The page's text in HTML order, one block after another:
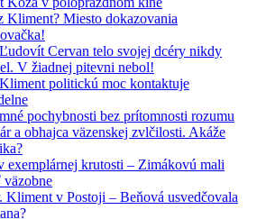
Kliment? Miesto dokazovania
Cervan telo svojej dcéry nikdy
V žiadnej pitevni nebol!
politickú moc kontaktuje
pochybnosti bez prítomnosti rozumu
a obhajca väzenskej zvlčilosti. Akáže
exemplárnej krutosti – Zimákovú mali
väzobne
Kliment v Postoji – Beňová usvedčovala